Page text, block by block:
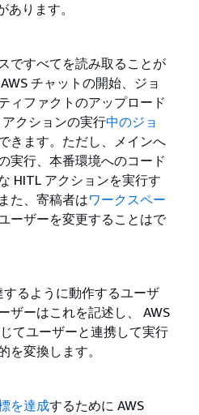
あります。
ですべてを読み取ることが
チャットの開始、ジョ
ィファクトのアップロード
クションの実行中のジョ
きます。ただし、メインへ
実行、本番環境へのコード
HITL アクションを実行す
た、寄稿者はワークスペー
ーザーを変更することはで
るように動作するユーザ
ザーはこれを記述し、 AWS
てユーザーと連携して実行
を変換します。
を達成するために AWS